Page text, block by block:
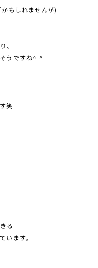
かもしれませんが)
り、
そうですね^ ^
す笑
きる
います。